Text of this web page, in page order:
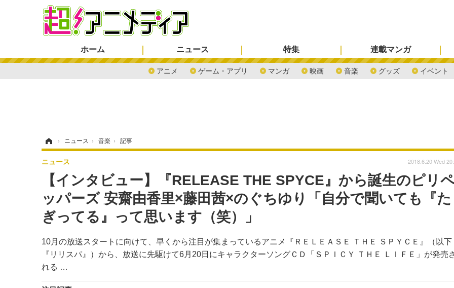
ホーム ニュース
アニメ ゲーム・アプリ マンガ 映画 音楽 グッズ イベント
特集 連載マンガ
› ニュース › 音楽 › 記事
【インタビュー】『RELEASE THE SPYCE』から誕生のピリ
ッパーズ 安齋由香里×藤田茜×のぐちゆり「自分で聞いても『た
ぎってる』って思います（笑）」
10月の放送スタートに向けて、早くから注目が集まっているアニメ『ＲＥＬＥＡＳＥ ＴＨＥ ＳＰＹＣＥ』（以下
『リリスパ』）から、放送に先駆けて6月20日にキャラクターソングＣＤ「ＳＰＩＣＹ ＴＨＥ ＬＩＦＥ」が発売
れる …
ニュース 2018.6.20 Wed